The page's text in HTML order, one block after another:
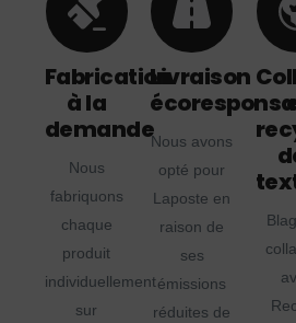
Fabrication
à la
demande
Nous
fabriquons
chaque
produit
individuellement
sur
Livraison
Nous avons
opté pour
Laposte en
raison de
ses
émissions
réduites de